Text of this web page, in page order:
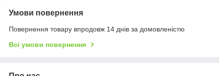
Умови повернення
Повернення товару впродовж 14 днів за домовленістю
Всі умови повернення